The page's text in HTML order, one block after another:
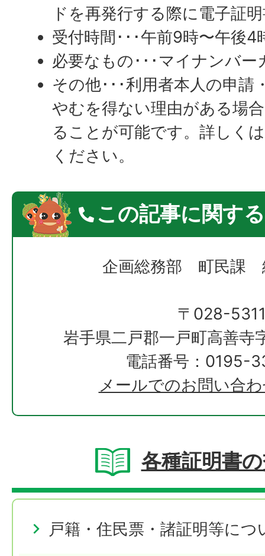
ドを再発行する際に電子証
受付時間･･･午前9時〜午後4
必要なもの･･･マイナンバー
その他･･･利用者本人の申請
やむを得ない理由がある場
ることが可能です。詳しく
ください。
この記事に関す
企画総務部 町民課
〒028-
岩手県二戸郡一戸町高善寺
電話番号：0195-
メールでのお問い合
各種証明書
戸籍・住民票・諸証明等につ